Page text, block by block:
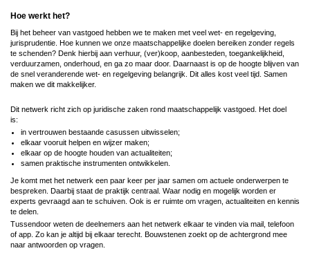
Hoe werkt het?
Bij het beheer van vastgoed hebben we te maken met veel wet- en regelgeving,
jurisprudentie. Hoe kunnen we onze maatschappelijke doelen bereiken zonder regels
te schenden? Denk hierbij aan verhuur, (ver)koop, aanbesteden, toegankelijkheid,
verduurzamen, onderhoud, en ga zo maar door. Daarnaast is op de hoogte blijven van
de snel veranderende wet- en regelgeving belangrijk. Dit alles kost veel tijd. Samen
maken we dit makkelijker.
Dit netwerk richt zich op juridische zaken rond maatschappelijk vastgoed. Het doel
is:
in vertrouwen bestaande casussen uitwisselen;
elkaar vooruit helpen en wijzer maken;
elkaar op de hoogte houden van actualiteiten;
samen praktische instrumenten ontwikkelen.
Je komt met het netwerk een paar keer per jaar samen om actuele onderwerpen te
bespreken. Daarbij staat de praktijk centraal. Waar nodig en mogelijk worden er
experts gevraagd aan te schuiven. Ook is er ruimte om vragen, actualiteiten en kennis
te delen.
Tussendoor weten de deelnemers aan het netwerk elkaar te vinden via mail, telefoon
of app. Zo kan je altijd bij elkaar terecht. Bouwstenen zoekt op de achtergrond mee
naar antwoorden op vragen.